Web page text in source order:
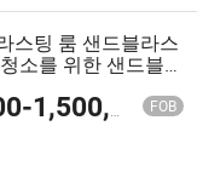
스팅 룸 샌드블라스
소를 위한 샌드블
-1,500,000.00 FOB